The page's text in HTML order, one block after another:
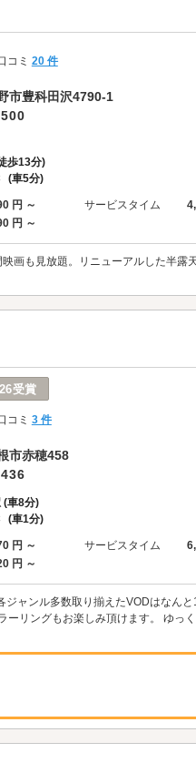
ち4
コミ 20 件
市豊科田沢4790-1
歩13分)
(車5分)
円 ～ サービスタイム
円 ～
画も見放題。リニューアルした半露
受賞
ち4.5
コミ 3 件
市赤穂458
(車8分)
(車1分)
円 ～ サービスタイム
円 ～
ャンル多数取り揃えたVODはなんと
リングもお楽しみ頂けます。 ゆっ